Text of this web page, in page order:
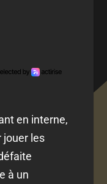
en interne,
jouer les
à un